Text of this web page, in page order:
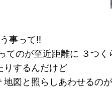
事って!!
てのが至近距離に ３つく
りするんだけど
図と照らしあわせるのが